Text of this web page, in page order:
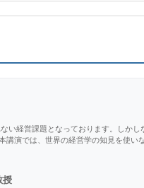
い経営課題となっております。しかし
演では、世界の経営学の知見を使い
授